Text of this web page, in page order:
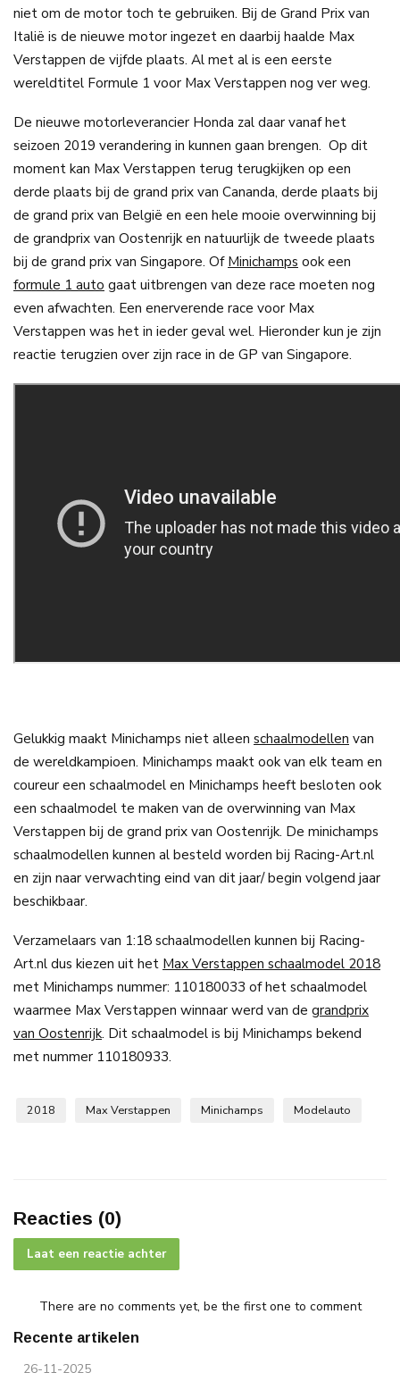
niet om de motor toch te gebruiken. Bij de Grand Prix van
Italië is de nieuwe motor ingezet en daarbij haalde Max
Verstappen de vijfde plaats. Al met al is een eerste
wereldtitel Formule 1 voor Max Verstappen nog ver weg.
De nieuwe motorleverancier Honda zal daar vanaf het
seizoen 2019 verandering in kunnen gaan brengen. Op dit
moment kan Max Verstappen terug terugkijken op een
derde plaats bij de grand prix van Cananda, derde plaats bij
de grand prix van België en een hele mooie overwinning bij
de grandprix van Oostenrijk en natuurlijk de tweede plaats
bij de grand prix van Singapore. OfMinichamps ook een
formule 1 auto gaat uitbrengen van deze race moeten nog
even afwachten. Een enerverende race voor Max
Verstappen was het in ieder geval wel. Hieronder kun je zijn
reactie terugzien over zijn race in de GP van Singapore.
Gelukkig maakt Minichamps niet alleen schaalmodellen van
de wereldkampioen. Minichamps maakt ook van elk team en
coureur een schaalmodel en Minichamps heeft besloten ook
een schaalmodel te maken van de overwinning van Max
Verstappen bij de grand prix van Oostenrijk. De minichamps
schaalmodellen kunnen al besteld worden bij Racing-Art.nl
en zijn naar verwachting eind van dit jaar/ begin volgend jaar
beschikbaar.
Verzamelaars van 1:18 schaalmodellen kunnen bij Racing-
Art.nl dus kiezen uit het Max Verstappen schaalmodel 2018
met Minichamps nummer: 110180033 of het schaalmodel
waarmee Max Verstappen winnaar werd van de grandprix
van Oostenrijk. Dit schaalmodel is bij Minichamps bekend
met nummer 110180933.
2018 Max Verstappen Minichamps Modelauto
Reacties (0)
Laat een reactie achter
There are no comments yet, be the first one to comment
Recente artikelen
26-11-2025